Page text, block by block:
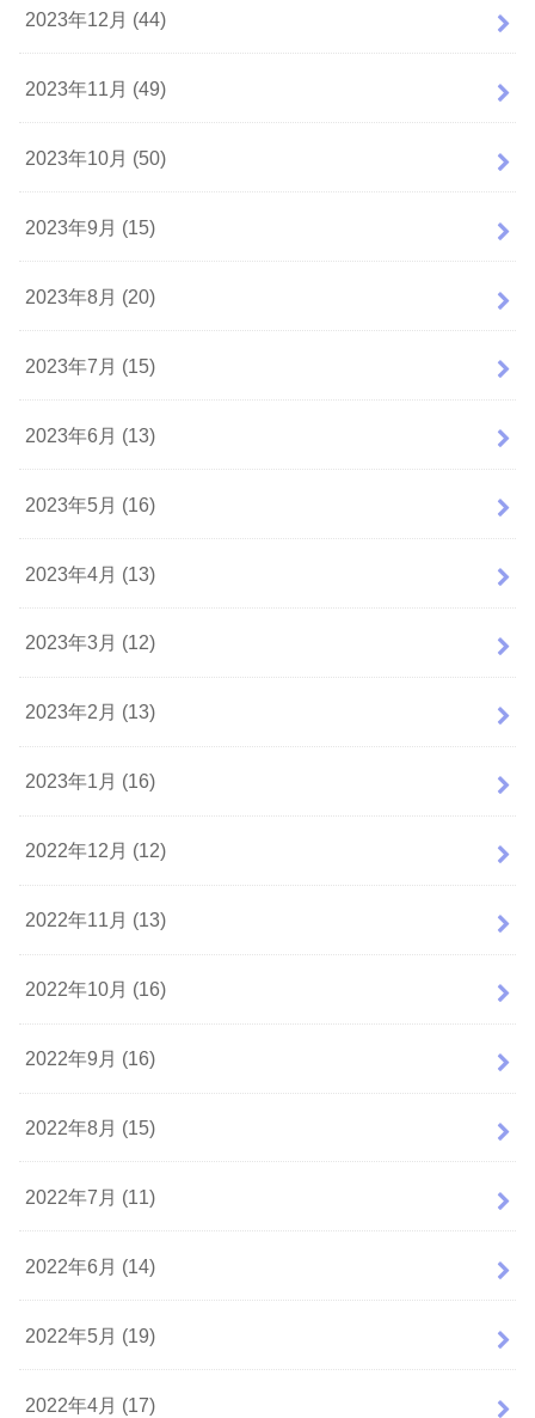
2023年12月 (44)
2023年11月 (49)
2023年10月 (50)
2023年9月 (15)
2023年8月 (20)
2023年7月 (15)
2023年6月 (13)
2023年5月 (16)
2023年4月 (13)
2023年3月 (12)
2023年2月 (13)
2023年1月 (16)
2022年12月 (12)
2022年11月 (13)
2022年10月 (16)
2022年9月 (16)
2022年8月 (15)
2022年7月 (11)
2022年6月 (14)
2022年5月 (19)
2022年4月 (17)